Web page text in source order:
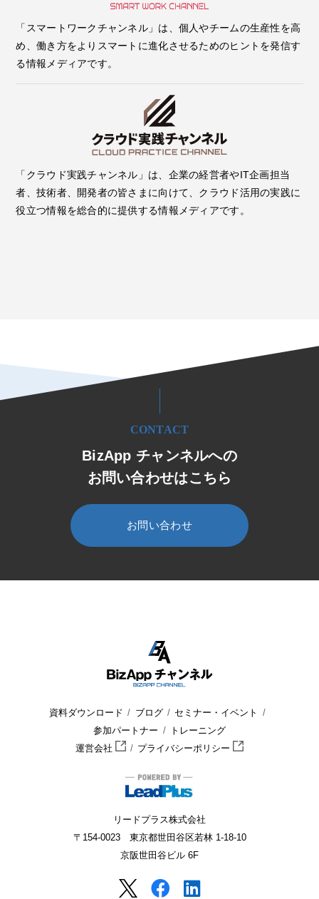
「スマートワークチャンネル」は、個人やチームの生産性を高
め、働き方をよりスマートに進化させるためのヒントを発信す
る情報メディアです。
「クラウド実践チャンネル」は、企業の経営者やIT企画担当
者、技術者、開発者の皆さまに向けて、クラウド活用の実践に
役立つ情報を総合的に提供する情報メディアです。
CONTACT
BizApp チャンネルへの
お問い合わせはこちら
お問い合わせ
資料ダウンロード ブログ
セミナー・イベント
参加パートナー
トレーニング
運営会社
プライバシーポリシー
リードプラス株式会社
〒154-0023 東京都世田谷区若林 1-18-10
京阪世田谷ビル 6F